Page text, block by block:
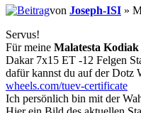
von Joseph-ISI »
Servus!
Für meine Malatesta Kodiak
Dakar 7x15 ET -12 Felgen
dafür kannst du auf der Dotz
wheels.com/tuev-certificate
Ich persönlich bin mit der